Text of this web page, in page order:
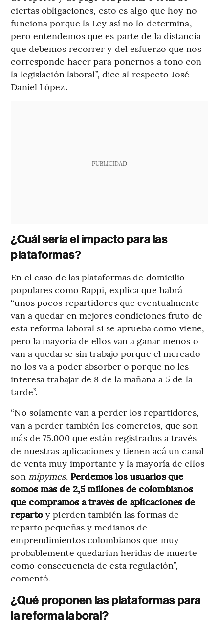
ciertas obligaciones, esto es algo que hoy no
funciona porque la Ley así no lo determina,
pero entendemos que es parte de la distancia
que debemos recorrer y del esfuerzo que nos
corresponde hacer para ponernos a tono con
la legislación laboral”, dice al respecto José
Daniel López.
PUBLICIDAD
¿Cuál sería el impacto para las
plataformas?
En el caso de las plataformas de domicilio
populares como Rappi, explica que habrá
“unos pocos repartidores que eventualmente
van a quedar en mejores condiciones fruto de
esta reforma laboral si se aprueba como viene,
pero la mayoría de ellos van a ganar menos o
van a quedarse sin trabajo porque el mercado
no los va a poder absorber o porque no les
interesa trabajar de 8 de la mañana a 5 de la
tarde”.
“No solamente van a perder los repartidores,
van a perder también los comercios, que son
más de 75.000 que están registrados a través
de nuestras aplicaciones y tienen acá un canal
de venta muy importante y la mayoría de ellos
son mipymes. Perdemos los usuarios que
somos más de 2,5 millones de colombianos
que compramos a través de aplicaciones de
reparto y pierden también las formas de
reparto pequeñas y medianos de
emprendimientos colombianos que muy
probablemente quedarían heridas de muerte
como consecuencia de esta regulación”,
comentó.
¿Qué proponen las plataformas para
la reforma laboral?